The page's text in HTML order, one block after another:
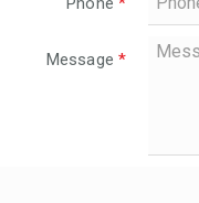
Message *